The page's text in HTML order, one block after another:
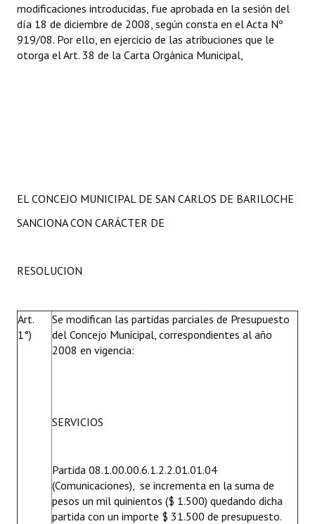
Audiencias Públicas - Registro
Mujeres que Dejaron Huellas - Registro
Reconocimientos - Registro
Entrega de distinciones
modificaciones introducidas, fue aprobada en la sesión del
día 18 de diciembre de 2008, según consta en el Acta Nº
919/08. Por ello, en ejercicio de las atribuciones que le
otorga el Art. 38 de la Carta Orgánica Municipal,
EL CONCEJO MUNICIPAL DE SAN CARLOS DE BARILOCHE
SANCIONA CON CARÁCTER DE
RESOLUCION
Art.
1°)
Se modifican las partidas parciales de Presupuesto
del Concejo Municipal, correspondientes al año
2008 en vigencia:
SERVICIOS
Partida 08.1.00.00.6.1.2.2.01.01.04
(Comunicaciones), se incrementa en la suma de
pesos un mil quinientos ($ 1.500) quedando dicha
partida con un importe $ 31.500 de presupuesto.